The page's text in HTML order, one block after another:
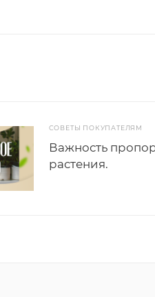
СОВЕТЫ ПОКУПАТЕЛЯМ
Важность
растения.